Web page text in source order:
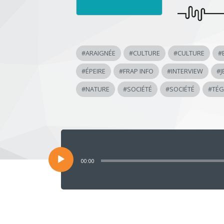
#ARAIGNÉE #CULTURE #CULTURE #
#ÉPEIRE #FRAP INFO #INTERVIEW #
#NATURE #SOCIÉTÉ #SOCIÉTÉ #
Lecteur
00:00